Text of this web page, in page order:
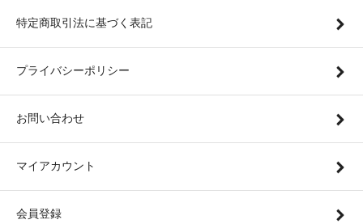
特定商取引法に基づく表記
プライバシーポリシー
お問い合わせ
マイアカウント
会員登録